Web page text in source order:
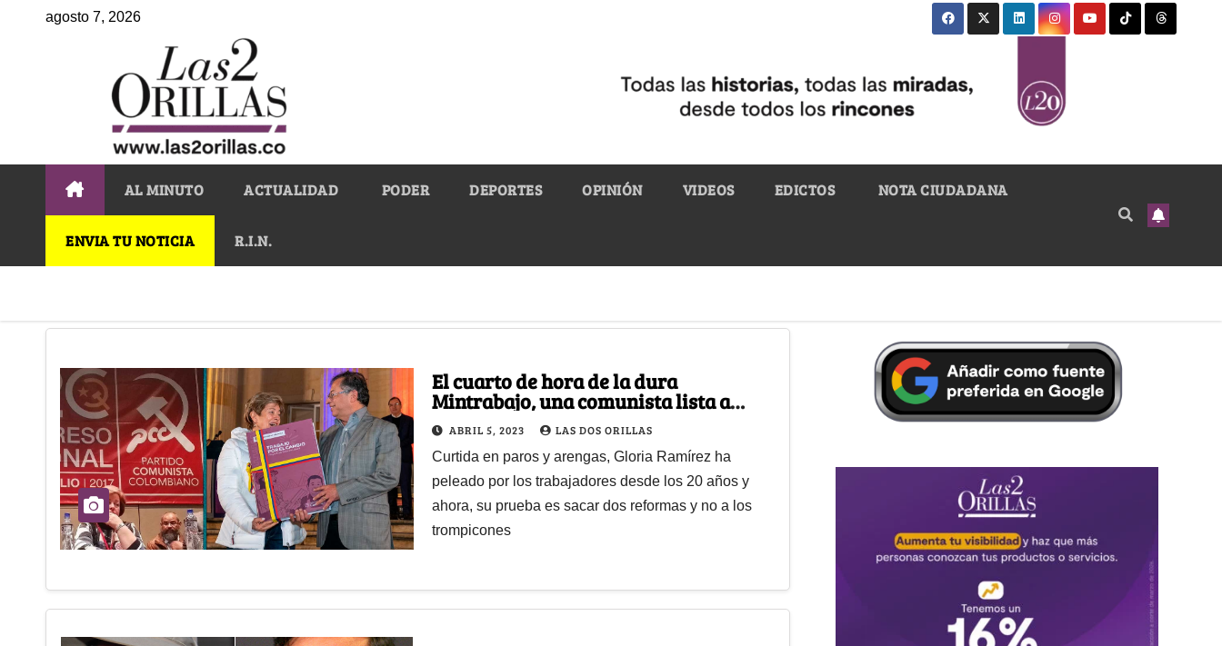
agosto 7, 2026
AL MINUTO ACTUALIDAD PODER DEPORTES OPINIÓN VIDEOS EDICTOS NOTA CIUDADANA
ENVIA TU NOTICIA R.I.N.
El cuarto de hora de la dura
Mintrabajo, una comunista lista a
conciliar
ABRIL 5, 2023 LAS DOS ORILLAS
Curtida en paros y arengas, Gloria Ramírez ha
peleado por los trabajadores desde los 20 años y
ahora, su prueba es sacar dos reformas y no a los
trompicones